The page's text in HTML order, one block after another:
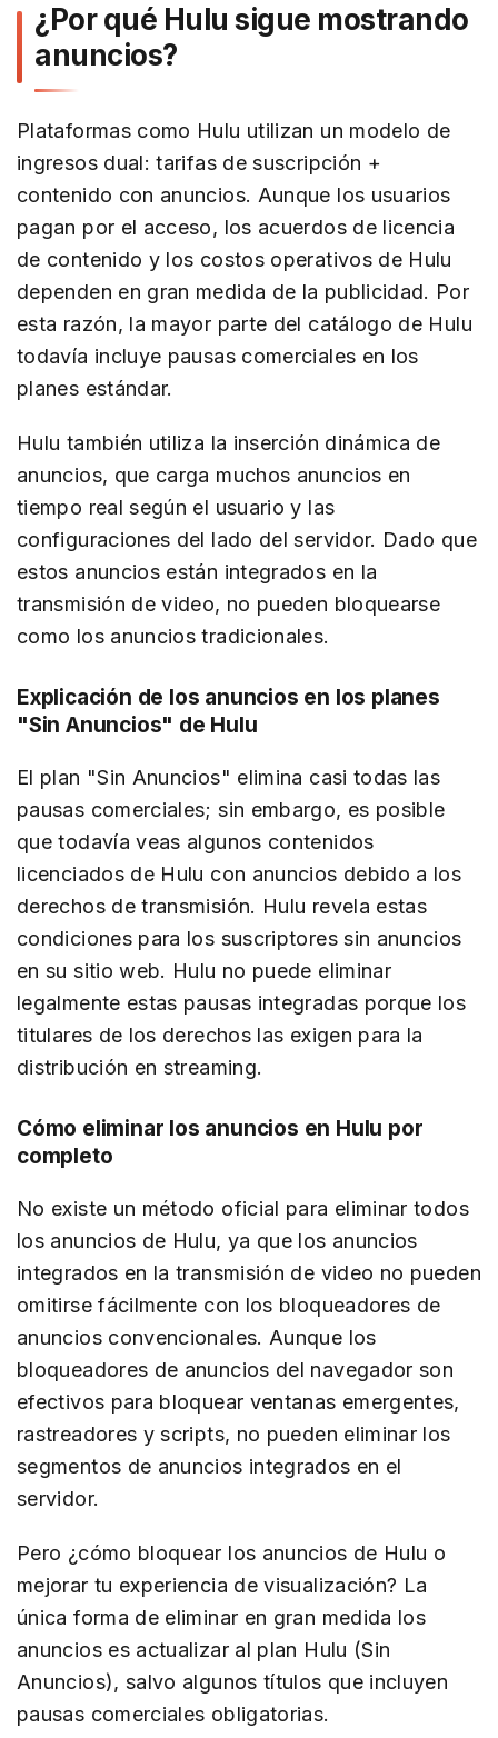
¿Por qué Hulu sigue mostrando
anuncios?
Plataformas como Hulu utilizan un modelo de
ingresos dual: tarifas de suscripción +
contenido con anuncios. Aunque los usuarios
pagan por el acceso, los acuerdos de licencia
de contenido y los costos operativos de Hulu
dependen en gran medida de la publicidad. Por
esta razón, la mayor parte del catálogo de Hulu
todavía incluye pausas comerciales en los
planes estándar.
Hulu también utiliza la inserción dinámica de
anuncios, que carga muchos anuncios en
tiempo real según el usuario y las
configuraciones del lado del servidor. Dado que
estos anuncios están integrados en la
transmisión de video, no pueden bloquearse
como los anuncios tradicionales.
Explicación de los anuncios en los planes
"Sin Anuncios" de Hulu
El plan "Sin Anuncios" elimina casi todas las
pausas comerciales; sin embargo, es posible
que todavía veas algunos contenidos
licenciados de Hulu con anuncios debido a los
derechos de transmisión. Hulu revela estas
condiciones para los suscriptores sin anuncios
en su sitio web. Hulu no puede eliminar
legalmente estas pausas integradas porque los
titulares de los derechos las exigen para la
distribución en streaming.
Cómo eliminar los anuncios en Hulu por
completo
No existe un método oficial para eliminar todos
los anuncios de Hulu, ya que los anuncios
integrados en la transmisión de video no pueden
omitirse fácilmente con los bloqueadores de
anuncios convencionales. Aunque los
bloqueadores de anuncios del navegador son
efectivos para bloquear ventanas emergentes,
rastreadores y scripts, no pueden eliminar los
segmentos de anuncios integrados en el
servidor.
Pero ¿cómo bloquear los anuncios de Hulu o
mejorar tu experiencia de visualización? La
única forma de eliminar en gran medida los
anuncios es actualizar al plan Hulu (Sin
Anuncios), salvo algunos títulos que incluyen
pausas comerciales obligatorias.